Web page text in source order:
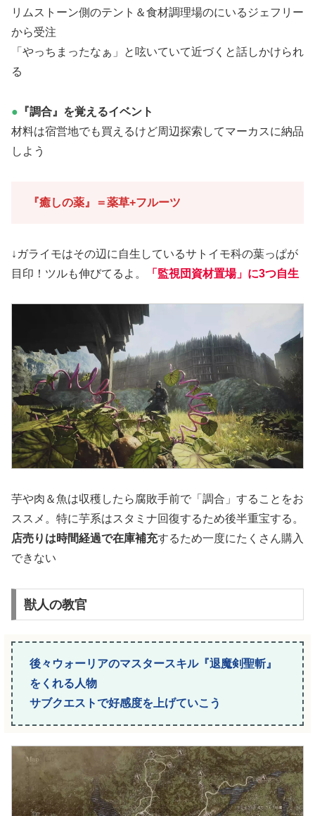
リムストーン側のテント＆食材調理場のにいるジェフリー
から受注
「やっちまったなぁ」と呟いていて近づくと話しかけられ
る
● 『調合』を覚えるイベント
材料は宿営地でも買えるけど周辺探索してマーカスに納品
しよう
『癒しの薬』＝薬草+フルーツ
↓ガライモはその辺に自生しているサトイモ科の葉っぱが
目印！ツルも伸びてるよ。
「監視団資材置場」に3つ自生
芋や肉＆魚は収穫したら腐敗手前で「調合」することをお
ススメ。特に芋系はスタミナ回復するため後半重宝する。
店売りは時間経過で在庫補充するため一度にたくさん購入
できない
獣人の教官
後々ウォーリアのマスタースキル『退魔剣聖斬』
をくれる人物
サブクエストで好感度を上げていこう